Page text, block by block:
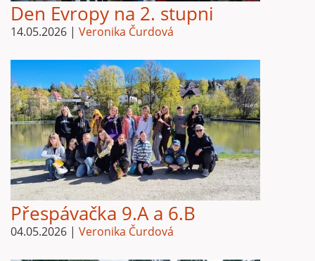
Den Evropy na 2. stupni
14.05.2026 | Veronika Čurdová
Přespávačka 9.A a 6.B
04.05.2026 | Veronika Čurdová